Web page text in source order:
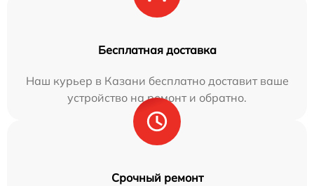
Бесплатная доставка
Наш курьер в Казани бесплатно доставит ваше
устройство на ремонт и обратно.
Срочный ремонт